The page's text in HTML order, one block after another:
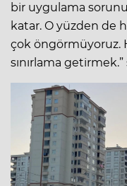
bir uygulama
katar. O yüzden de
çok öngörmüyoruz.
sınırlama